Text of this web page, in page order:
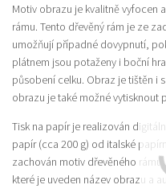
Motiv obrazu je kvalitně vyfocen
rámu. Tento dřevěný rám je ze
umožňují případné dovypnutí,
plátnem jsou potaženy i boční
působení celku. Obraz je tištěn i
obrazu je také možné vytisknout
Tisk na papír je realizován
papír (cca 200 g) od italské
zachován motiv dřevěného
které je uveden název obrazu a